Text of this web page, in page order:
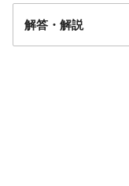
解答・解説